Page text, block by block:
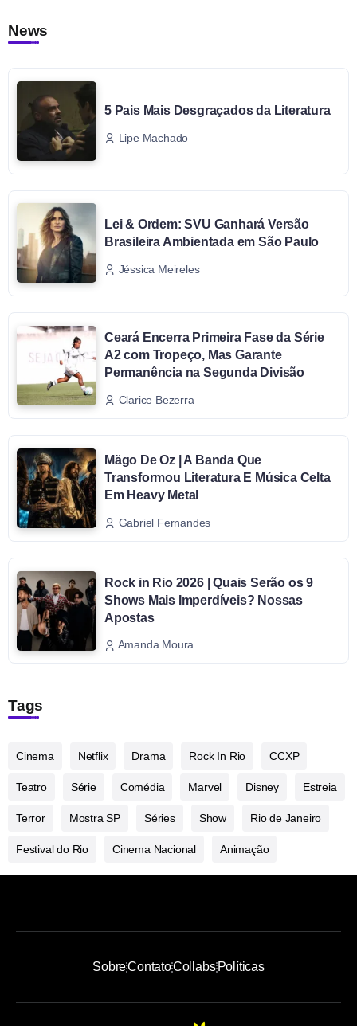
News
5 Pais Mais Desgraçados da Literatura
Lipe Machado
Lei & Ordem: SVU Ganhará Versão
Brasileira Ambientada em São Paulo
Jéssica Meireles
Ceará Encerra Primeira Fase da Série
A2 com Tropeço, Mas Garante
Permanência na Segunda Divisão
Clarice Bezerra
Mägo De Oz | A Banda Que
Transformou Literatura E Música Celta
Em Heavy Metal
Gabriel Fernandes
Rock in Rio 2026 | Quais Serão os 9
Shows Mais Imperdíveis? Nossas
Apostas
Amanda Moura
Tags
Cinema Netflix Drama Rock In Rio CCXP
Teatro Série Comédia Marvel Disney Estreia
Terror Mostra SP Séries Show Rio de Janeiro
Festival do Rio Cinema Nacional Animação
SobreContatoCollabsPolíticas